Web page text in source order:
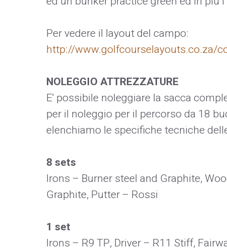
Per vedere il layout del campo:
http://www.golfcourselayouts.co.za/
NOLEGGIO ATTREZZATURE
E' possibile noleggiare la sacca
per il noleggio per il percorso da 18
elenchiamo le specifiche tecniche
8 sets
Irons – Burner steel and Graphite,
Graphite, Putter – Rossi
1 set
Irons – R9 TP, Driver – R11 Stiff,